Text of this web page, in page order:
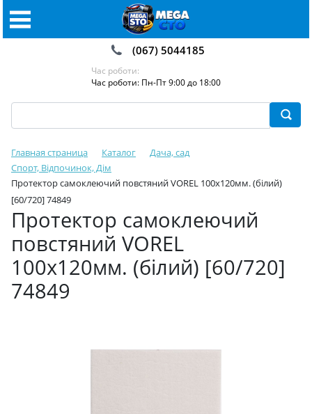
(067) 5044185
Час роботи:
Час роботи: Пн-Пт 9:00 до 18:00
Главная страница Каталог
Дача, сад
Спорт, Відпочинок, Дім
Протектор самоклеючий повстяний VOREL 100х120мм. (білий)
[60/720] 74849
Протектор самоклеючий
повстяний VOREL
100х120мм. (білий) [60/720]
74849